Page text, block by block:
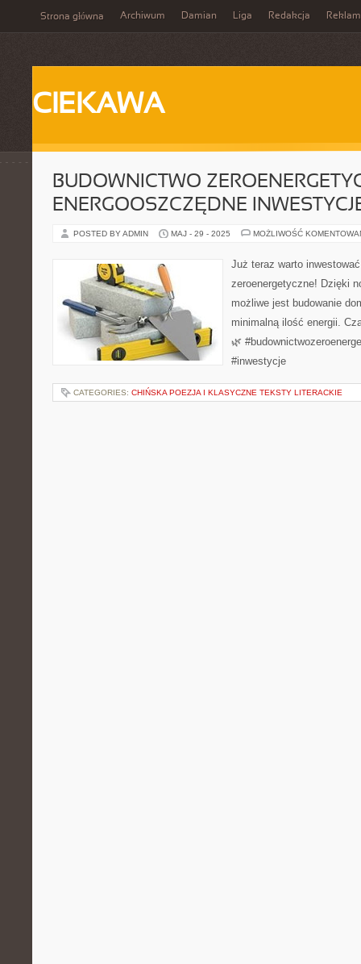
Strona główna Archiwum Damian Liga Redakcja
CIEKAWA
BUDOWNICTWO
ENERGOOSZCZĘDNE
POSTED BY ADMIN MAJ - 29 - 2025 MOŻLIWOŚĆ
Już teraz warto
zeroenergetyczne! Dzięki
możliwe jest budowanie
minimalną ilość energii.
🌿
#inwestycje
CATEGORIES: CHIŃSKA POEZJA I KLASYCZNE TEKSTY LITERACKIE